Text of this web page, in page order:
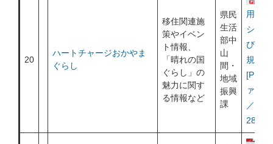
20
ハートチャージおかやま
ぐらし
移住関連施
策やイベン
ト情報、
「晴れの国
ぐらし」の
魅力に関す
る情報など
県民
生活
部中
山
間・
地域
振興
課
用ポリ
シー及
び利用
規約
[PDF
ァイル
／